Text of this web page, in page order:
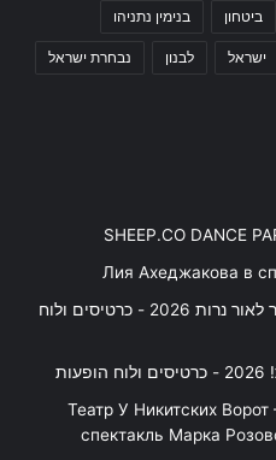
ביטחון בנימין נתניהו
ישראל לבנון נבחרת ישראל
SHEEP.CO DANCE
Лия Ахеджакова в
משופן ועד AC/DC - מופע פסנתר לאור נרות 2026 - כרטיסים ולוח
"Театр У Никитских
спектакль Марка